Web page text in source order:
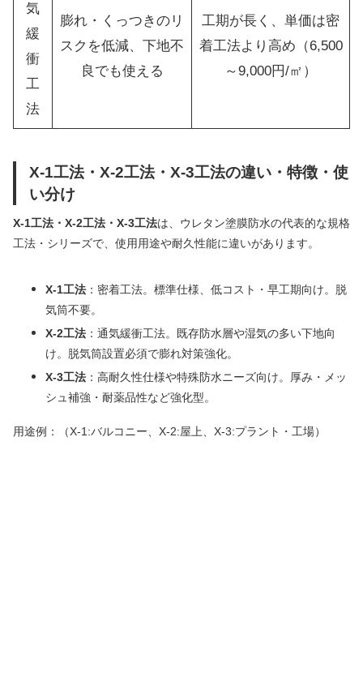
気
緩
衝
工
法
膨れ・くっつきのリ
スクを低減、下地不
良でも使える
工期が長く、単価は密
着工法より高め（6,500
～9,000円/㎡）
X-1工法・X-2工法・X-3工法の違い・特徴・使
い分け
X-1工法・X-2工法・X-3工法は、ウレタン塗膜防水の代表的な規格
工法・シリーズで、使用用途や耐久性能に違いがあります。
X-1工法 ：密着工法。標準仕様、低コスト・早工期向け。脱
気筒不要。
X-2工法 ：通気緩衝工法。既存防水層や湿気の多い下地向
け。脱気筒設置必須で膨れ対策強化。
X-3工法 ：高耐久性仕様や特殊防水ニーズ向け。厚み・メッ
シュ補強・耐薬品性など強化型。
用途例：（X-1:バルコニー、X-2:屋上、X-3:プラント・工場）